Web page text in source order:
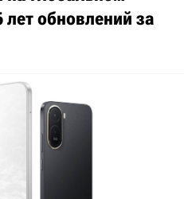
лет обновлений за